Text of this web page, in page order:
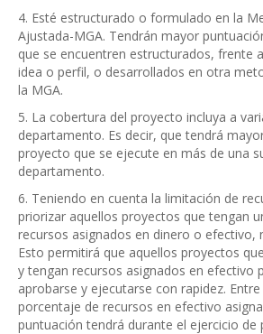
4. Esté estructurado o formulado en la
Ajustada-MGA. Tendrán mayor
que se encuentren estructurados, frente
idea o perfil, o desarrollados en otra
la MGA.
5. La cobertura del proyecto incluya a
departamento. Es decir, que tendrá
proyecto que se ejecute en más de una
departamento.
6. Teniendo en cuenta la limitación de
priorizar aquellos proyectos que tengan
recursos asignados en dinero o efectivo,
Esto permitirá que aquellos proyectos
y tengan recursos asignados en efectivo
aprobarse y ejecutarse con rapidez.
porcentaje de recursos en efectivo
puntuación tendrá durante el ejercicio de